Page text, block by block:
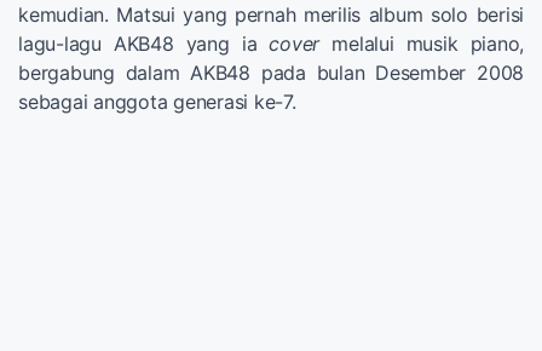
kemudian. Matsui yang pernah merilis album solo berisi
lagu-lagu AKB48 yang iacovermelalui musik piano,
bergabung dalam AKB48 pada bulan Desember 2008
sebagai anggota generasi ke-7.